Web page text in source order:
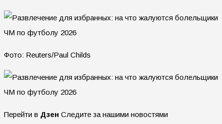
Фото: Reuters/Paul Childs
Перейти в Дзен Следите за нашими новостями